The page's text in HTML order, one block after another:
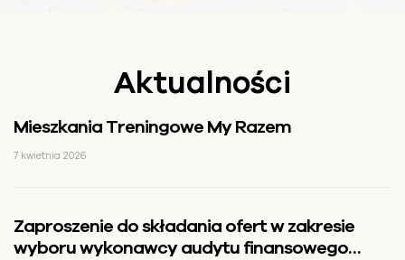
Aktualności
Mieszkania Treningowe My Razem
7 kwietnia 2026
Zaproszenie do składania ofert w zakresie
wyboru wykonawcy audytu finansowego